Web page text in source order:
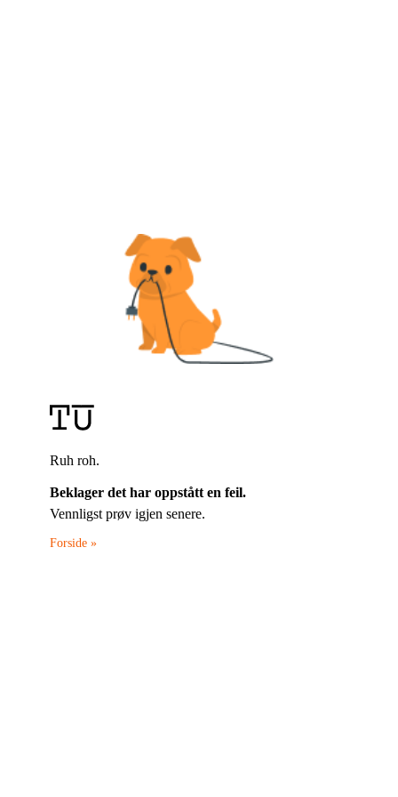
Ruh roh.
Beklager det har oppstått en feil.
Vennligst prøv igjen senere.
Forside »